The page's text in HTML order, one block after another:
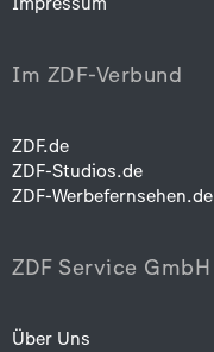
Im ZDF-Verbund
ZDF.de
ZDF-Studios.de
ZDF-Werbefernsehen.de
ZDF Service GmbH
Über Uns